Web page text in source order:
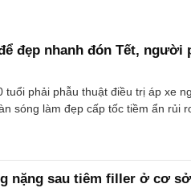
đẹp nhanh đón Tết, người
tuổi phải phẫu thuật điều trị áp xe
sóng làm đẹp cấp tốc tiềm ẩn rủi
nặng sau tiêm filler ở cơ